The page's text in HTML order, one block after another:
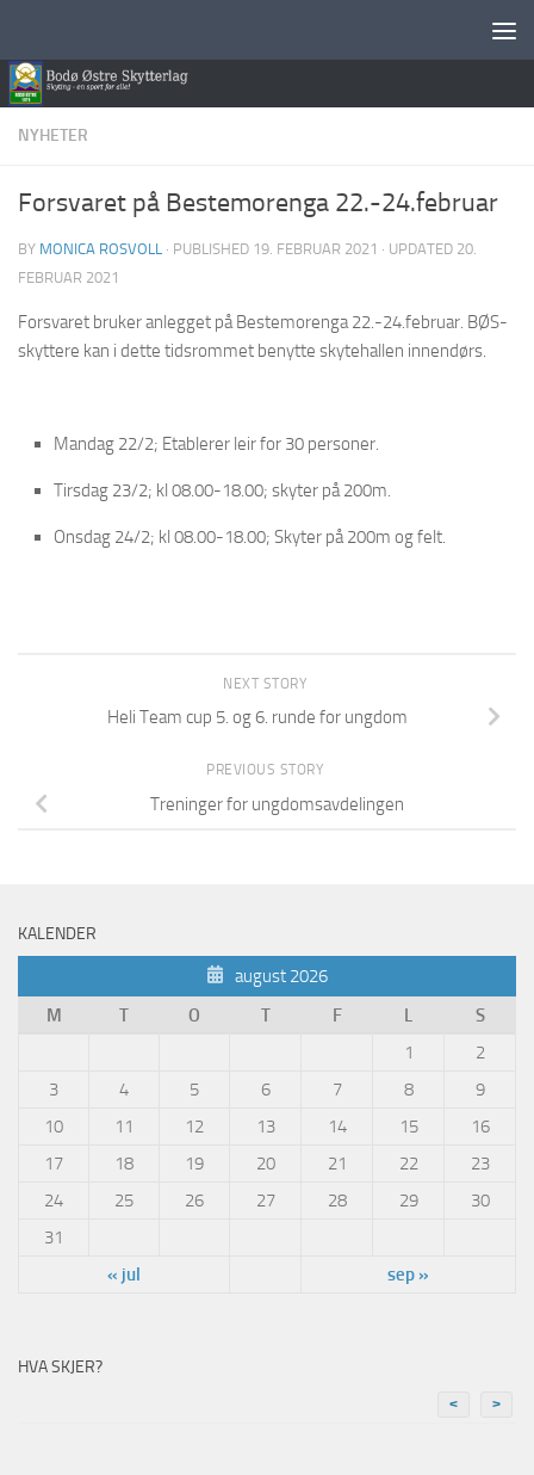
NYHETER
Forsvaret på Bestemorenga 22.-24.februar
BY MONICA ROSVOLL · PUBLISHED 19. FEBRUAR 2021 · UPDATED 20.
FEBRUAR 2021
Forsvaret bruker anlegget på Bestemorenga 22.-24.februar. BØS-
skyttere kan i dette tidsrommet benytte skytehallen innendørs.
Mandag 22/2; Etablerer leir for 30 personer.
Tirsdag 23/2; kl 08.00-18.00; skyter på 200m.
Onsdag 24/2; kl 08.00-18.00; Skyter på 200m og felt.
NEXT STORY
Heli Team cup 5. og 6. runde for ungdom
PREVIOUS STORY
Treninger for ungdomsavdelingen
KALENDER
august 2026
M
T O T F L
S
1
2
3
4 5 6 7 8
9
10
11 12 13 14 15
16
17
18 19 20 21 22
23
24
25 26 27 28 29
30
31
« jul
sep »
HVA SKJER?
< >